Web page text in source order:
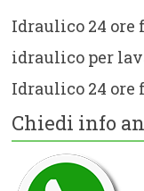
Idraulico 24 ore
idraulico per
Idraulico 24
Chiedi info